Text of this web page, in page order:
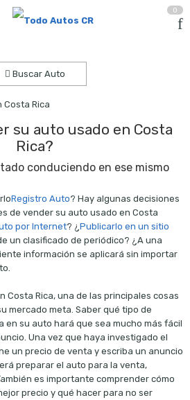
0
Buscar Auto
su auto usado en Costa
Rica?
conduciendo en ese mismo
Registro Auto? Hay algunas decisiones
de vender su auto usado en Costa
por Internet? ¿Publicarlo en un sitio
un clasificado de periódico? ¿A una
información se aplicará sin importar
Costa Rica, una de las principales cosas
mercado meta. Saber qué tipo de
su auto hará que sea mucho más fácil
Una vez que haya investigado el
un precio de venta y escriba un anuncio
preparar el auto para la venta,
es importante comprender cómo
precio y qué hacer para no ser